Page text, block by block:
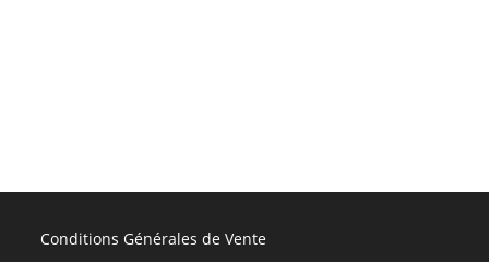
Conditions Générales de Vente